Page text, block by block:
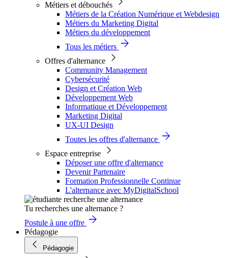
Métiers et débouchés
Métiers de la Création Numérique et Webdesign
Métiers du Marketing Digital
Métiers du développement
Tous les métiers
Offres d'alternance
Community Management
Cybersécurité
Design et Création Web
Développement Web
Informatique et Développement
Marketing Digital
UX-UI Design
Toutes les offres d'alternance
Espace entreprise
Déposer une offre d'alternance
Devenir Partenaire
Formation Professionnelle Continue
L'alternance avec MyDigitalSchool
Tu recherches une alternance ?
Postule à une offre
Pédagogie
Pédagogie